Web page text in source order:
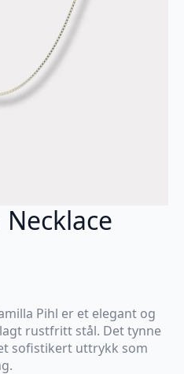
Pihl er et elegant og
rustfritt stål. Det tynne
sofistikert uttrykk som